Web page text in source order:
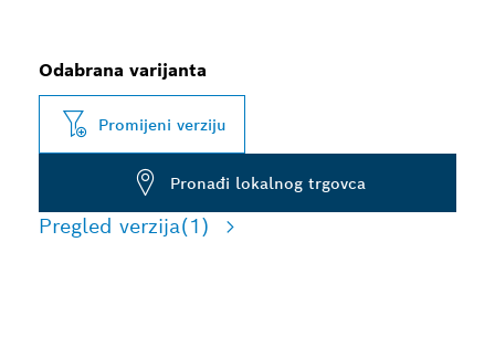
Odabrana varijanta
Promijeni verziju
Pronađi lokalnog trgovca
Pregled verzija(1)